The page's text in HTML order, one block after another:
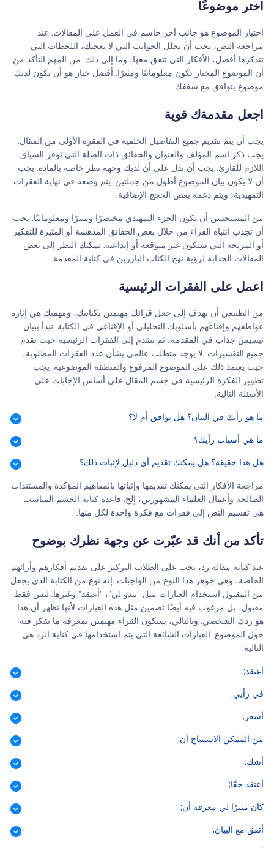
اختر موضوعًا
اختيار الموضوع هو جانب آخر حاسم في العمل على المقالات. عند
مراجعة النص، يجب أن تحلل الجوانب التي لا تعجبك، اللحظات التي
تتذكرها أفضل، الأفكار التي تتفق معها، وما إلى ذلك. من المهم التأكد من
أن الموضوع المختار يكون معلوماتيًا ومثيرًا. أفضل خيار هو أن يكون لديك
موضوع يتوافق مع شغفك.
اجعل مقدمةك قوية
يجب أن يتم تقديم جميع التفاصيل الخلفية في الفقرة الأولى من المقال.
يجب ذكر اسم المؤلف والعنوان والحقائق ذات الصلة التي توفر السياق
اللازم للقارئ. يجب أن تدل على أن لديك وجهة نظر خاصة بالمادة. يجب
أن لا يكون بيان الموضوع أطول من جملتين. يتم وضعه في نهاية الفقرات
التمهيدية، ويتم دعمه بعض الحجج الإضافية.
من المستحسن أن تكون الجزء التمهيدي مختصرًا ومثيرًا ومعلوماتيًا. يجب
أن تجذب انتباه القراء من خلال بعض الحقائق المدهشة أو المثيرة للتفكير
أو المريحة التي ستكون غير متوقعة أو إبداعية. يمكنك النظر إلى بعض
المقالات الجذابة لرؤية نهج الكتاب البارزين في كتابة المقدمة.
اعمل على الفقرات الرئيسية
من الطبيعي أن تهدف إلى جعل قرائك مهتمين بكتابتك، ومهمتك هي إثارة
عواطفهم وإقناعهم بأسلوبك التحليلي أو الإقناعي في الكتابة. تبدأ ببيان
ثيسيس جذاب في المقدمة، ثم تتقدم إلى الفقرات الرئيسية حيث تقدم
جميع التفسيرات. لا يوجد متطلب عالمي بشأن عدد الفقرات المطلوبة،
حيث يعتمد ذلك على الموضوع المرفوع والمنطقة الموضوعية. يجب
تطوير الفكرة الرئيسية في جسم المقال على أساس الإجابات على
الأسئلة التالية:
ما هو رأيك في البيان؟ هل توافق أم لا؟
ما هي أسباب رأيك؟
هل هذا حقيقة؟ هل يمكنك تقديم أي دليل لإثبات ذلك؟
مراجعة الأفكار التي يمكنك تقديمها وإثباتها بالمفاهيم المؤكدة والمستندات
الصالحة وأعمال العلماء المشهورين، إلخ. قاعدة كتابة الجسم المناسب
هي تقسيم النص إلى فقرات مع فكرة واحدة لكل منها.
تأكد من أنك قد عبّرت عن وجهة نظرك بوضوح
عند كتابة مقالة رد، يجب على الطلاب التركيز على تقديم أفكارهم وأرائهم
الخاصة، وهي جوهر هذا النوع من الواجبات. إنه نوع من الكتابة الذي يجعل
من المقبول استخدام العبارات مثل “يبدو لي”، “أعتقد” وغيرها. ليس فقط
مقبول، بل مرغوب فيه أيضًا تضمين مثل هذه العبارات لأنها تظهر أن هذا
هو ردك الشخصي. وبالتالي، ستكون القراء مهتمين بمعرفة ما تفكر فيه
حول الموضوع. العبارات الشائعة التي يتم استخدامها في كتابة الرد هي
التالية:
أعتقد;
في رأيي;
أشعر;
من الممكن الاستنتاج أن;
أشك;
أعتقد حقًا;
كان مثيرًا لي معرفة أن;
أتفق مع البيان;